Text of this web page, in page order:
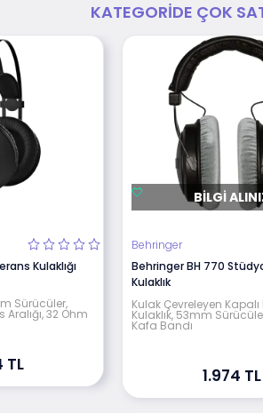
KATEGORIDE ÇOK
Kulaklığı
Sürücüler,
Aralığı, 32 Ohm
TL
BILGI
Behringer
Behringer BH 770
Kulaklık
Kulak Çevreleyen
Kulaklık, 53mm
Kafa Bandı
1.974 TL